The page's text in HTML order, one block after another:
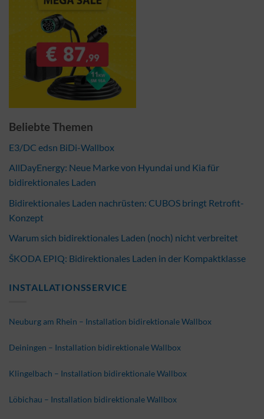
Beliebte Themen
E3/DC edsn BiDi-Wallbox
AllDayEnergy: Neue Marke von Hyundai und Kia für
bidirektionales Laden
Bidirektionales Laden nachrüsten: CUBOS bringt Retrofit-
Konzept
Warum sich bidirektionales Laden (noch) nicht verbreitet
ŠKODA EPIQ: Bidirektionales Laden in der Kompaktklasse
INSTALLATIONSSERVICE
Neuburg am Rhein – Installation bidirektionale Wallbox
Deiningen – Installation bidirektionale Wallbox
Klingelbach – Installation bidirektionale Wallbox
Löbichau – Installation bidirektionale Wallbox